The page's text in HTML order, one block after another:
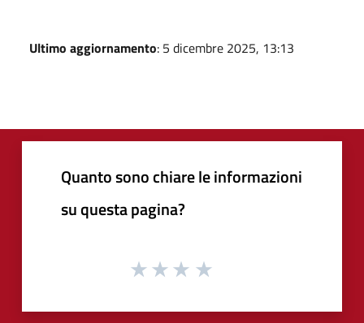
Ultimo aggiornamento: 5 dicembre 2025, 13:13
Quanto sono chiare le informazioni
su questa pagina?